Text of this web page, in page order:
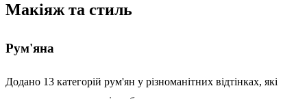
Макіяж та стиль
Рум'яна
Додано 13 категорій рум'ян у різноманітних відтінках, які